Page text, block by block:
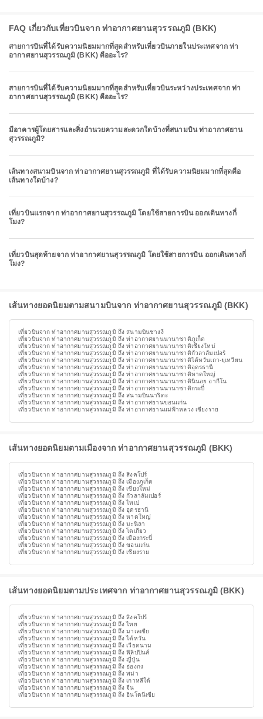
FAQ เกี่ยวกับเที่ยวบินจาก ท่าอากาศยานสุวรรณภูมิ (BKK)
สายการบินที่ได้รับความนิยมมากที่สุดสำหรับเที่ยวบินภายในประเทศจาก ท่า
อากาศยานสุวรรณภูมิ (BKK) คืออะไร?
สายการบินที่ได้รับความนิยมมากที่สุดสำหรับเที่ยวบินระหว่างประเทศจาก ท่า
อากาศยานสุวรรณภูมิ (BKK) คืออะไร?
มีอาคารผู้โดยสารและสิ่งอำนวยความสะดวกใดบ้างที่สนามบิน ท่าอากาศยาน
สุวรรณภูมิ?
เส้นทางสนามบินจาก ท่าอากาศยานสุวรรณภูมิ ที่ได้รับความนิยมมากที่สุดคือ
เส้นทางใดบ้าง?
เที่ยวบินแรกจาก ท่าอากาศยานสุวรรณภูมิ โดยใช้สายการบิน ออกเดินทางกี่
โมง?
เที่ยวบินสุดท้ายจาก ท่าอากาศยานสุวรรณภูมิ โดยใช้สายการบิน ออกเดินทางกี่
โมง?
เส้นทางยอดนิยมตามสนามบินจาก ท่าอากาศยานสุวรรณภูมิ (BKK)
เที่ยวบินจาก ท่าอากาศยานสุวรรณภูมิ ถึง สนามบินชางงี
เที่ยวบินจาก ท่าอากาศยานสุวรรณภูมิ ถึง ท่าอากาศยานนานาชาติภูเก็ต
เที่ยวบินจาก ท่าอากาศยานสุวรรณภูมิ ถึง ท่าอากาศยานนานาชาติเชียงใหม่
เที่ยวบินจาก ท่าอากาศยานสุวรรณภูมิ ถึง ท่าอากาศยานนานาชาติกัวลาลัมเปอร์
เที่ยวบินจาก ท่าอากาศยานสุวรรณภูมิ ถึง ท่าอากาศยานนานาชาติไต้หวันเถา-ยฺเหวียน
เที่ยวบินจาก ท่าอากาศยานสุวรรณภูมิ ถึง ท่าอากาศยานนานาชาติอุดรธานี
เที่ยวบินจาก ท่าอากาศยานสุวรรณภูมิ ถึง ท่าอากาศยานนานาชาติหาดใหญ่
เที่ยวบินจาก ท่าอากาศยานสุวรรณภูมิ ถึง ท่าอากาศยานนานาชาตินินอย อากีโน
เที่ยวบินจาก ท่าอากาศยานสุวรรณภูมิ ถึง ท่าอากาศยานนานาชาติกระบี่
เที่ยวบินจาก ท่าอากาศยานสุวรรณภูมิ ถึง สนามบินนาริตะ
เที่ยวบินจาก ท่าอากาศยานสุวรรณภูมิ ถึง ท่าอากาศยานขอนแก่น
เที่ยวบินจาก ท่าอากาศยานสุวรรณภูมิ ถึง ท่าอากาศยานแม่ฟ้าหลวง เชียงราย
เส้นทางยอดนิยมตามเมืองจาก ท่าอากาศยานสุวรรณภูมิ (BKK)
เที่ยวบินจาก ท่าอากาศยานสุวรรณภูมิ ถึง สิงคโปร์
เที่ยวบินจาก ท่าอากาศยานสุวรรณภูมิ ถึง เมืองภูเก็ต
เที่ยวบินจาก ท่าอากาศยานสุวรรณภูมิ ถึง เชียงใหม่
เที่ยวบินจาก ท่าอากาศยานสุวรรณภูมิ ถึง กัวลาลัมเปอร์
เที่ยวบินจาก ท่าอากาศยานสุวรรณภูมิ ถึง ไทเป
เที่ยวบินจาก ท่าอากาศยานสุวรรณภูมิ ถึง อุดรธานี
เที่ยวบินจาก ท่าอากาศยานสุวรรณภูมิ ถึง หาดใหญ่
เที่ยวบินจาก ท่าอากาศยานสุวรรณภูมิ ถึง มะนิลา
เที่ยวบินจาก ท่าอากาศยานสุวรรณภูมิ ถึง โตเกียว
เที่ยวบินจาก ท่าอากาศยานสุวรรณภูมิ ถึง เมืองกระบี่
เที่ยวบินจาก ท่าอากาศยานสุวรรณภูมิ ถึง ขอนแก่น
เที่ยวบินจาก ท่าอากาศยานสุวรรณภูมิ ถึง เชียงราย
เส้นทางยอดนิยมตามประเทศจาก ท่าอากาศยานสุวรรณภูมิ (BKK)
เที่ยวบินจาก ท่าอากาศยานสุวรรณภูมิ ถึง สิงคโปร์
เที่ยวบินจาก ท่าอากาศยานสุวรรณภูมิ ถึง ไทย
เที่ยวบินจาก ท่าอากาศยานสุวรรณภูมิ ถึง มาเลเซีย
เที่ยวบินจาก ท่าอากาศยานสุวรรณภูมิ ถึง ไต้หวัน
เที่ยวบินจาก ท่าอากาศยานสุวรรณภูมิ ถึง เวียดนาม
เที่ยวบินจาก ท่าอากาศยานสุวรรณภูมิ ถึง ฟิลิปปินส์
เที่ยวบินจาก ท่าอากาศยานสุวรรณภูมิ ถึง ญี่ปุ่น
เที่ยวบินจาก ท่าอากาศยานสุวรรณภูมิ ถึง ฮ่องกง
เที่ยวบินจาก ท่าอากาศยานสุวรรณภูมิ ถึง พม่า
เที่ยวบินจาก ท่าอากาศยานสุวรรณภูมิ ถึง เกาหลีใต้
เที่ยวบินจาก ท่าอากาศยานสุวรรณภูมิ ถึง จีน
เที่ยวบินจาก ท่าอากาศยานสุวรรณภูมิ ถึง อินโดนีเซีย